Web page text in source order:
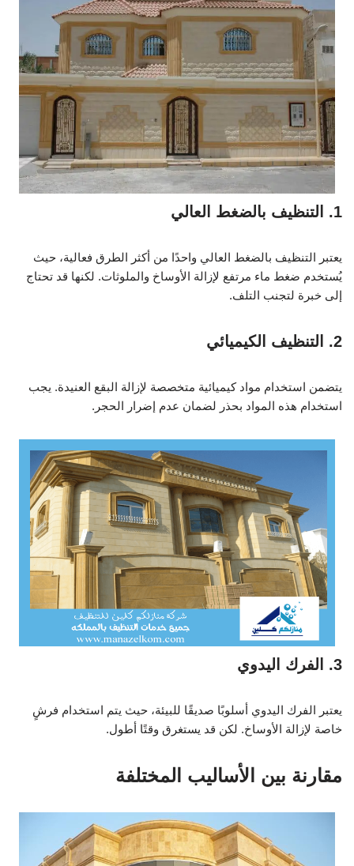
1. التنظيف بالضغط العالي
يعتبر التنظيف بالضغط العالي واحدًا من أكثر الطرق فعالية، حيث
يُستخدم ضغط ماء مرتفع لإزالة الأوساخ والملوثات. لكنها قد تحتاج
إلى خبرة لتجنب التلف.
2. التنظيف الكيميائي
يتضمن استخدام مواد كيميائية متخصصة لإزالة البقع العنيدة. يجب
استخدام هذه المواد بحذر لضمان عدم إضرار الحجر.
3. الفرك اليدوي
يعتبر الفرك اليدوي أسلوبًا صديقًا للبيئة، حيث يتم استخدام فرشٍ
خاصة لإزالة الأوساخ. لكن قد يستغرق وقتًا أطول.
مقارنة بين الأساليب المختلفة